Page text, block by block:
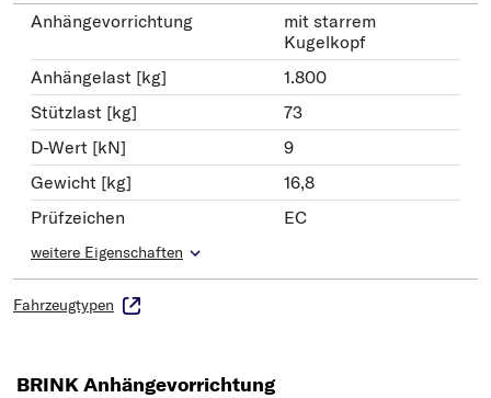
Anhängevorrichtung
mit starrem
Kugelkopf
Anhängelast [kg]
1.800
Stützlast [kg]
73
D-Wert [kN]
9
Gewicht [kg]
16,8
Prüfzeichen
EC
weitere Eigenschaften
Fahrzeugtypen
BRINK Anhängevorrichtung